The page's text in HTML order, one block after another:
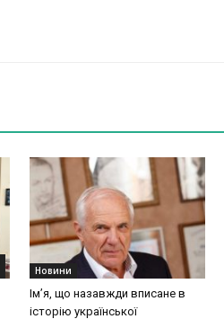
Новини
Ім’я, що назавжди вписане в
історію української